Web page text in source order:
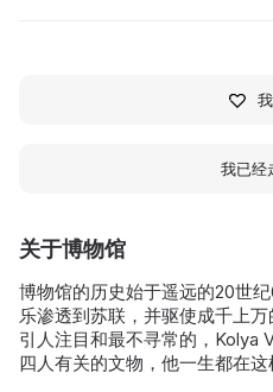
关于博物馆
博物馆的历史始于遥远的20世
乐渗透到苏联，并驱使成千上
引人注目和最不寻常的，Kolya
四人有关的文物，他一生都在这
我已经